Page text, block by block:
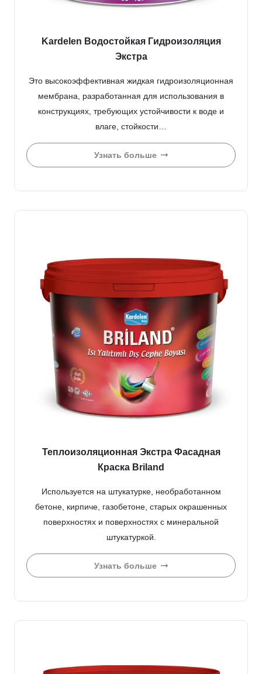
Kardelen Водостойкая Гидроизоляция
Экстра
Это высокоэффективная жидкая гидроизоляционная
мембрана, разработанная для использования в
конструкциях, требующих устойчивости к воде и
влаге, стойкости…
Узнать больше
Теплоизоляционная Экстра Фасадная
Краска Briland
Используется на штукатурке, необработанном
бетоне, кирпиче, газобетоне, старых окрашенных
поверхностях и поверхностях с минеральной
штукатуркой.
Узнать больше